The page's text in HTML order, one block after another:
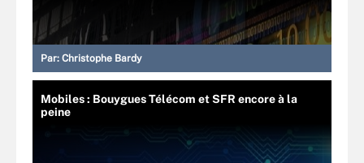
Par: Christophe Bardy
Mobiles : Bouygues Télécom et SFR encore à la
peine